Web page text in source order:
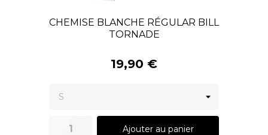
CHEMISE BLANCHE RÉGULAR BILL
TORNADE
19,90 €
Ajouter au panier